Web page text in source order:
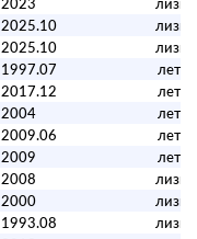
2025.10
2025.10
1997.07
2017.12
2004
2009.06
2009
2008
2000
1993.08